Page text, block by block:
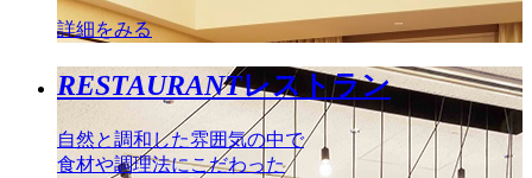
詳細をみる
RESTAURANTレストラン
自然と調和した雰囲気の中で
食材や調理法にこだわった